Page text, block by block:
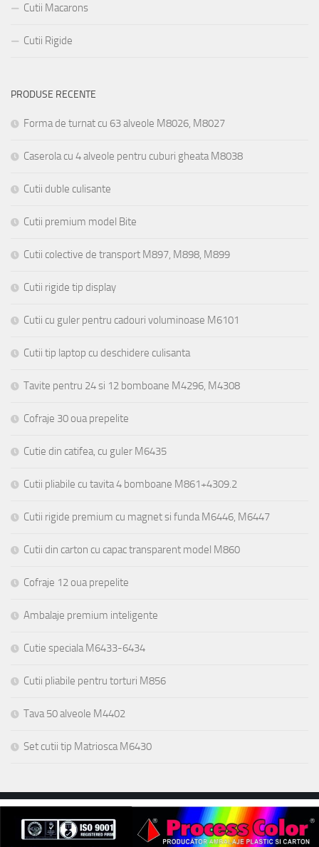
Cutii Macarons
Cutii Rigide
PRODUSE RECENTE
Forma de turnat cu 63 alveole M8026, M8027
Caserola cu 4 alveole pentru cuburi gheata M8038
Cutii duble culisante
Cutii premium model Bite
Cutii colective de transport M897, M898, M899
Cutii rigide tip display
Cutii cu guler pentru cadouri voluminoase M6101
Cutii tip laptop cu deschidere culisanta
Tavite pentru 24 si 12 bomboane M4296, M4308
Cofraje 30 oua prepelite
Cutie din catifea, cu guler M6435
Cutii pliabile cu tavita 4 bomboane M861+4309.2
Cutii rigide premium cu magnet si funda M6446, M6447
Cutii din carton cu capac transparent model M860
Cofraje 12 oua prepelite
Ambalaje premium inteligente
Cutie speciala M6433-6434
Cutii pliabile pentru torturi M856
Tava 50 alveole M4402
Set cutii tip Matriosca M6430